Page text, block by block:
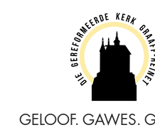
GELOOF. GAWES.